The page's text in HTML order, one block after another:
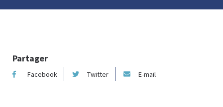
Partager
Facebook Twitter E-mail